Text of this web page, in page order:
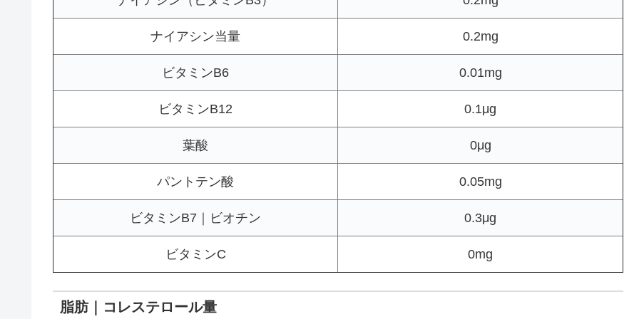
ナイアシン当量 0.2mg
ビタミンB6 0.01mg
ビタミンB12 0.1μg
葉酸 0μg
パントテン酸 0.05mg
ビタミンB7｜ビオチン 0.3μg
ビタミンC 0mg
脂肪｜コレステロール量